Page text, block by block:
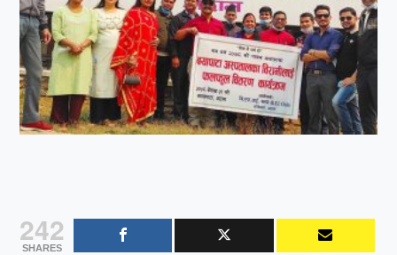
242
SHARES